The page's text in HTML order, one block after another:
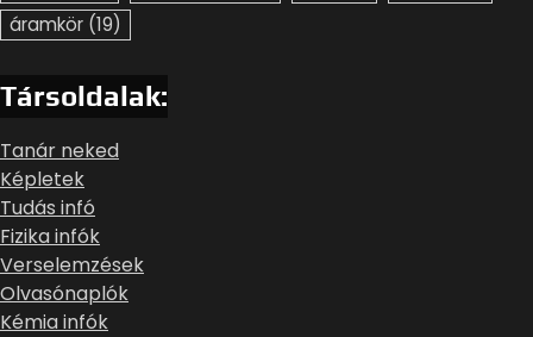
áramkör (19)
Társoldalak:
Tanár neked
Képletek
Tudás infó
Fizika infók
Verselemzések
Olvasónaplók
Kémia infók